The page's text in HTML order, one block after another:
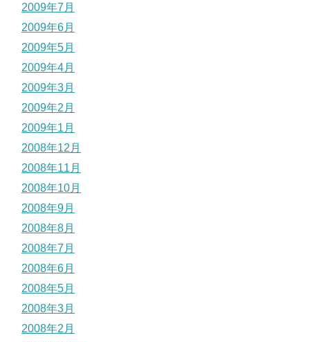
2009年7月
2009年6月
2009年5月
2009年4月
2009年3月
2009年2月
2009年1月
2008年12月
2008年11月
2008年10月
2008年9月
2008年8月
2008年7月
2008年6月
2008年5月
2008年3月
2008年2月